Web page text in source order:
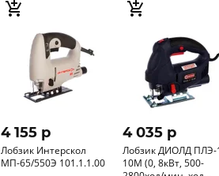
4 155 p
Лобзик Интерскол
МП-65/550Э 101.1.1.00
4 035 p
Лобзик ДИОЛД ПЛЭ-
10М (0, 8кВт, 500-